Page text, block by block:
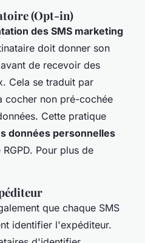
(Opt-in)
des SMS marketing
doit donner son
de recevoir des
Cela se traduit par
cocher non pré-cochée
Cette pratique
données personnelles
Pour plus de
que chaque SMS
identifier l'expéditeur.